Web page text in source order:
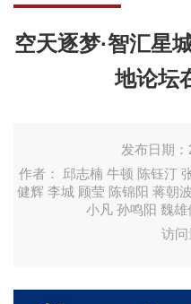
空天逐梦·智汇星
地论坛
发布日期
作者： 邱志楠 牛顿 陈钰汀
健辉 李城 顾莹 陈锦阳 蒋朝
小凡 孙鸣阳 魏
访问